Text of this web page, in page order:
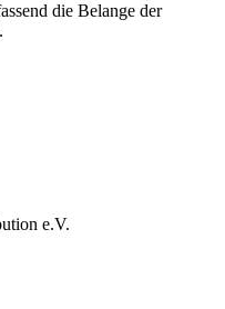
die Belange der
e.V.